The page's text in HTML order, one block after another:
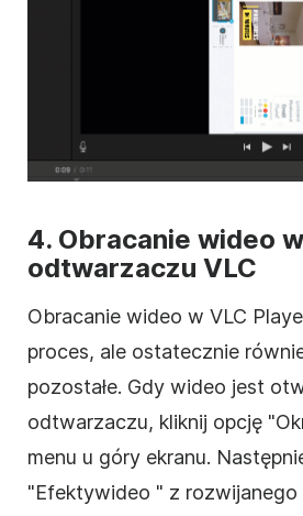
4. Obracanie wideo w
odtwarzaczu VLC
Obracanie wideo w VLC
proces, ale ostatecznie
pozostałe. Gdy wideo jest
odtwarzaczu, kliknij opcję
menu u góry ekranu.
"Efektywideo " z rozwijanego